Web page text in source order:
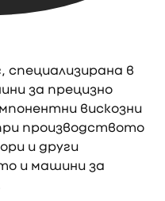
специализирана в
за прецизно
вискозни
производството
и други
и машини за